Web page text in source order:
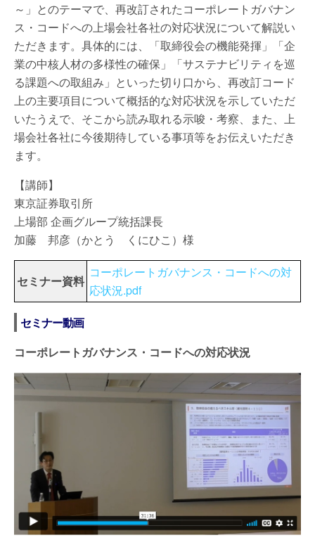
～」とのテーマで、再改訂されたコーポレートガバナン
ス・コードへの上場会社各社の対応状況について解説い
ただきます。具体的には、「取締役会の機能発揮」「企
業の中核人材の多様性の確保」「サステナビリティを巡
る課題への取組み」といった切り口から、再改訂コード
上の主要項目について概括的な対応状況を示していただ
いたうえで、そこから読み取れる示唆・考察、また、上
場会社各社に今後期待している事項等をお伝えいただき
ます。
【講師】
東京証券取引所
上場部 企画グループ統括課長
加藤 邦彦（かとう くにひこ）様
セミナー資料
コーポレートガバナンス・コードへの対
応状況.pdf
セミナー動画
コーポレートガバナンス・コードへの対応状況